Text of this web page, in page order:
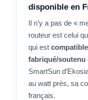
disponible en
Il n’y a pas de «
routeur est celui
qui est
fabriqué/soutenu
SmartSun
au watt près, sa
français.